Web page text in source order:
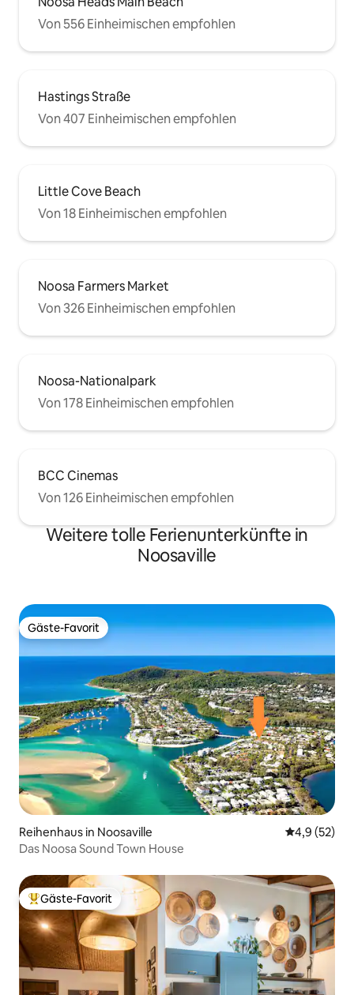
Von 556 Einheimischen empfohlen
Hastings Straße
Von 407 Einheimischen empfohlen
Little Cove Beach
Von 18 Einheimischen empfohlen
Noosa Farmers Market
Von 326 Einheimischen empfohlen
Noosa-Nationalpark
Von 178 Einheimischen empfohlen
BCC Cinemas
Von 126 Einheimischen empfohlen
Weitere tolle Ferienunterkünfte in
Noosaville
Gäste-Favorit
Gäste-Favorit
Reihenhaus in Noosaville
4,9 (52)
Das Noosa Sound Town House
Beliebter Gäste-Favorit.
Gäste-Favorit